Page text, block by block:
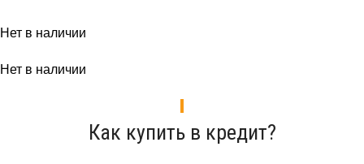
Нет в наличии
Нет в наличии
Как купить в кредит?